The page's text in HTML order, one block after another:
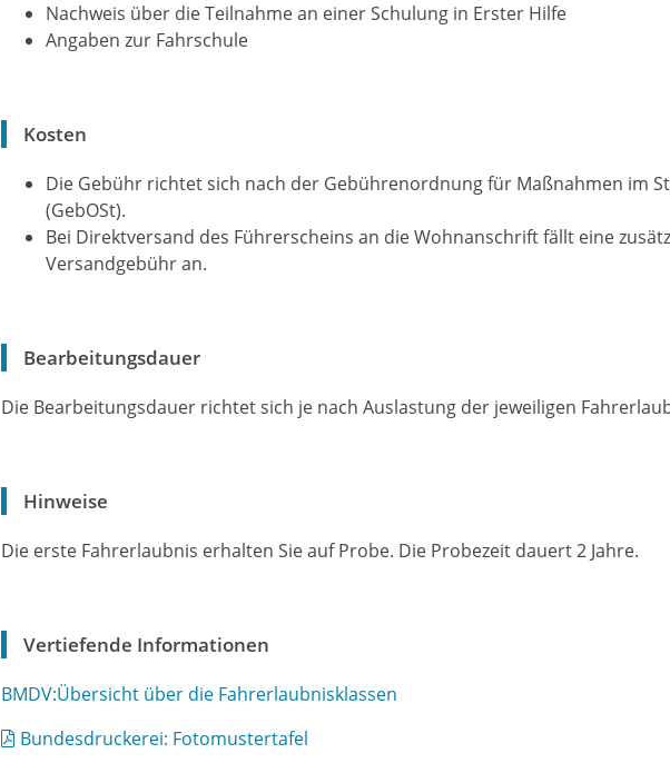
Nachweis über die Teilnahme an einer Schulung in Erster Hilfe
Angaben zur Fahrschule
Kosten
Die Gebühr richtet sich nach der Gebührenordnung für Maßnahmen im
(GebOSt).
Bei Direktversand des Führerscheins an die Wohnanschrift fällt eine
Versandgebühr an.
Bearbeitungsdauer
Die Bearbeitungsdauer richtet sich je nach Auslastung der jeweiligen
Hinweise
Die erste Fahrerlaubnis erhalten Sie auf Probe. Die Probezeit dauert 2 Jahre.
Vertiefende Informationen
BMDV:Übersicht über die Fahrerlaubnisklassen
Bundesdruckerei: Fotomustertafel